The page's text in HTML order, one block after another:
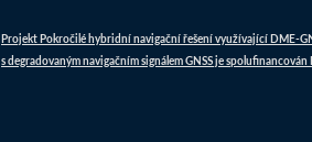
Projekt Pokročilé hybridní navigační řešení využívající DME-
s degradovaným navigačním signálem GNSS je